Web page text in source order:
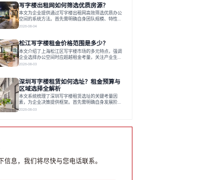
衡。对于许多正在成长或寻求稳定发展的企业而言，
寻找一处合适的办公空间是一项至关重要的决策。这
不仅关系到团队的日常工作效率与协作氛围，更直接
影响着企业的品牌形象、运营成本
写字楼出租网如何筛选优质房源？
本文为企业提供通过写字楼出租网高效筛选优质办公
空间的系统方法。首先需明确自身团队规模、特性、
预算等核心需求。线上筛选时，应深入解读房源参
背景与持续服务能力。完成线上初选后，必须进行线
下实地验证，核对空间实景、测试设施、感受园区氛
围并确认合同条款，从而做出精确决策。在数字化时
代，写字楼出租网已成为企业寻找
2026-08-04
松江写字楼租金价格范围是多少？
本文介绍了上海松江区写字楼市场的多元特点，强调
企业选择办公空间时应超越租金考量，关注产业生态
与综合服务。文章分析了市场概况、影响空间价值的
建服务生态助力企业成长，建议企业系统评估需求与
长期价值，选择匹配的发展载体。对于许多寻求在上
海松江区设立或扩展办公空间的企业而言，了解该区
域的写字楼市场概况是决策的首先
2026-08-03
深圳写字楼租赁如何选址？租金预算与
区域选择全解析
本文系统梳理了深圳写字楼租赁选址的关键考量因
素，为企业决策提供框架。首先需明确自身发展阶
段、团队规模和文化特质等核心需求。深圳多中心商
业园注重生态与社群，适合文创、科技类企业。评估
2026-08-03
信息，我们将尽快与您电话联系。